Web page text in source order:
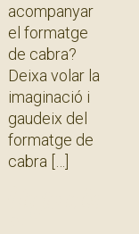
acompanyar
el formatge
de cabra?
Deixa volar la
imaginació i
gaudeix del
formatge de
cabra